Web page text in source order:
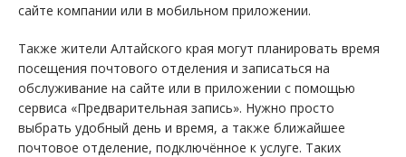
сайте компании или в мобильном приложении.
Также жители Алтайского края могут планировать время
посещения почтового отделения и записаться на
обслуживание на сайте или в приложении с помощью
сервиса «Предварительная запись». Нужно просто
выбрать удобный день и время, а также ближайшее
почтовое отделение, подключённое к услуге. Таких